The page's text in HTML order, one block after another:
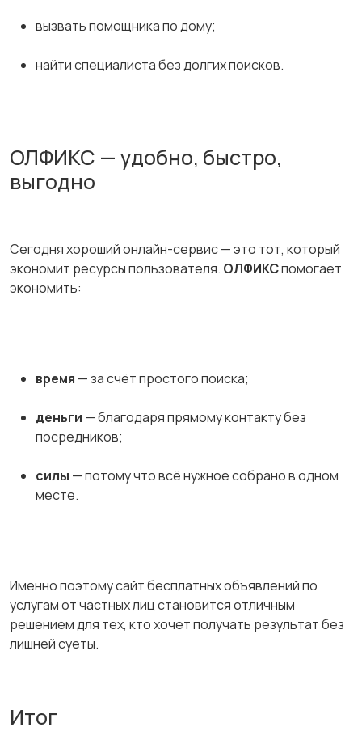
вызвать помощника по дому;
найти специалиста без долгих поисков.
ОЛФИКС — удобно, быстро,
выгодно
Сегодня хороший онлайн-сервис — это тот, который
экономит ресурсы пользователя. ОЛФИКСпомогает
экономить:
время — за счёт простого поиска;
деньги — благодаря прямому контакту без
посредников;
силы — потому что всё нужное собрано в одном
месте.
Именно поэтому сайт бесплатных объявлений по
услугам от частных лиц становится отличным
решением для тех, кто хочет получать результат без
лишней суеты.
Итог